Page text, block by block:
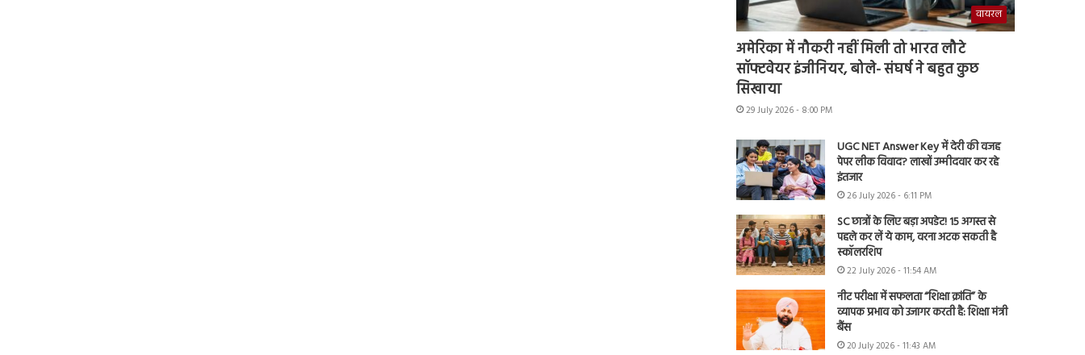
वायरल
अमेरिका में नौकरी नहीं मिली तो भारत लौटे
सॉफ्टवेयर इंजीनियर, बोले- संघर्ष ने बहुत कुछ
सिखाया
29 July 2026 - 8:00 PM
UGC NET Answer Key में देरी की वजह
पेपर लीक विवाद? लाखों उम्मीदवार कर रहे
इंतजार
26 July 2026 - 6:11 PM
SC छात्रों के लिए बड़ा अपडेट! 15 अगस्त से
पहले कर लें ये काम, वरना अटक सकती है
स्कॉलरशिप
22 July 2026 - 11:54 AM
नीट परीक्षा में सफलता “शिक्षा क्रांति” के
व्यापक प्रभाव को उजागर करती है: शिक्षा मंत्री
बैंस
20 July 2026 - 11:43 AM